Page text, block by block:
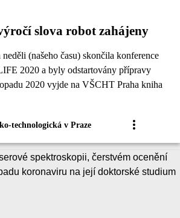
slova robot zahájeny
(našeho času) skončila konference
2020 a byly odstartovány přípravy
2020 vyjde na VŠCHT Praha kniha
technologická v Praze